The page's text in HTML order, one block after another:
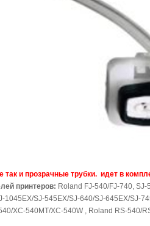
так и прозрачные трубки. идет в
принтеров: Roland FJ-540/FJ-740,
1045EX/SJ-545EX/SJ-640/SJ-645EX/SJ-
XC-540MT/XC-540W , Roland RS-540/